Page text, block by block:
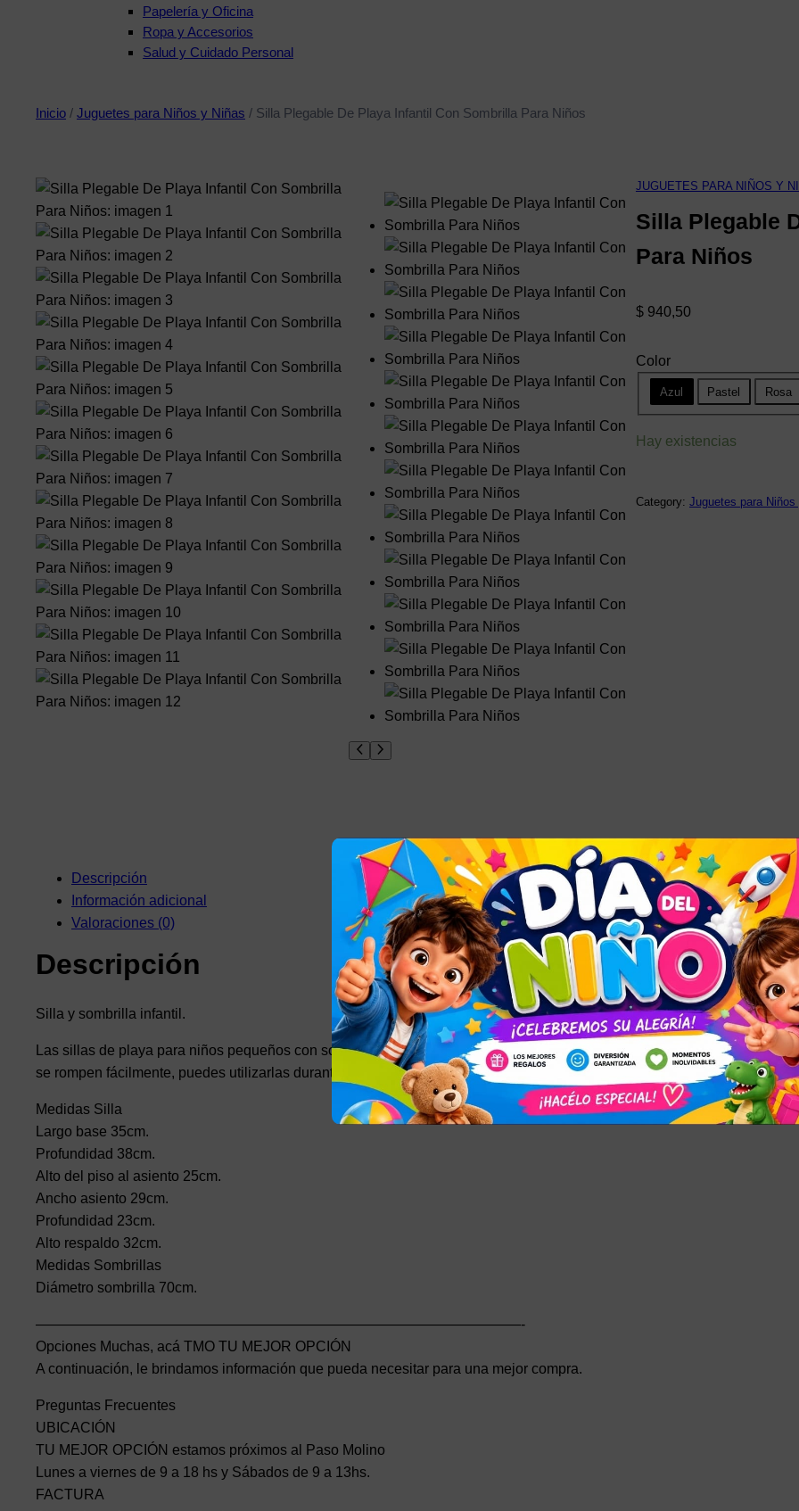
Papelería y Oficina
Ropa y Accesorios
Salud y Cuidado Personal
Inicio / Juguetes para Niños y Niñas / Silla Plegable De Playa Infantil Con Sombrilla Para Niños
JUGUETES PARA NIÑOS Y
Silla Plegable
Para Niños
$940,50
Color
Azul Pastel Rosa
Hay existencias
Category: Juguetes para Niños
Descripción
Información adicional
Valoraciones (0)
Descripción
Silla y sombrilla infantil.
Las sillas de playa para niños pequeños con sombra están hechas principalmente de marco de metal de calidad con
se rompen fácilmente, puedes utilizarlas durante mucho tiempo.
Medidas Silla
Largo base 35cm.
Profundidad 38cm.
Alto del piso al asiento 25cm.
Ancho asiento 29cm.
Profundidad 23cm.
Alto respaldo 32cm.
Medidas Sombrillas
Diámetro sombrilla 70cm.
——————————————————————————————————-
Opciones Muchas, acá TMO TU MEJOR OPCIÓN
A continuación, le brindamos información que pueda necesitar para una mejor compra.
Preguntas Frecuentes
UBICACIÓN
TU MEJOR OPCIÓN estamos próximos al Paso Molino
Lunes a viernes de 9 a 18 hs y Sábados de 9 a 13hs.
FACTURA